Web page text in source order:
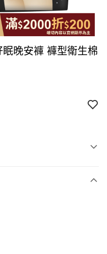
眠晚安褲 褲型衛生棉